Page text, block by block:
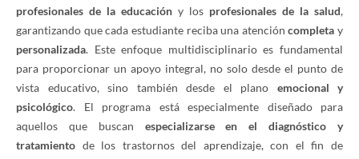
profesionales de la educación y los profesionales de la salud,
garantizando que cada estudiante reciba una atencióncompleta y
personalizada. Este enfoque multidisciplinario es fundamental
para proporcionar un apoyo integral, no solo desde el punto de
vista educativo, sino también desde el plano emocional y
psicológico. El programa está especialmente diseñado para
aquellos que buscan especializarse en el diagnóstico y
tratamiento de los trastornos del aprendizaje, con el fin de